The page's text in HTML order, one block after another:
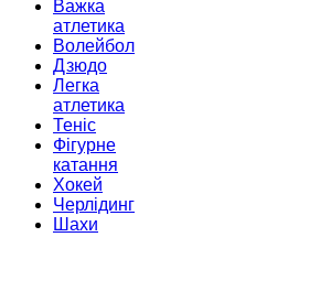
Важка
атлетика
Волейбол
Дзюдо
Легка
атлетика
Теніс
Фігурне
катання
Хокей
Черлідинг
Шахи